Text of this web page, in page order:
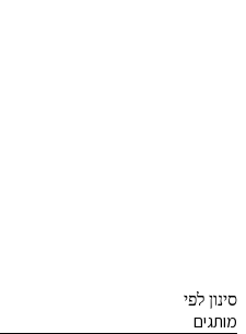
סינון לפי
מותגים